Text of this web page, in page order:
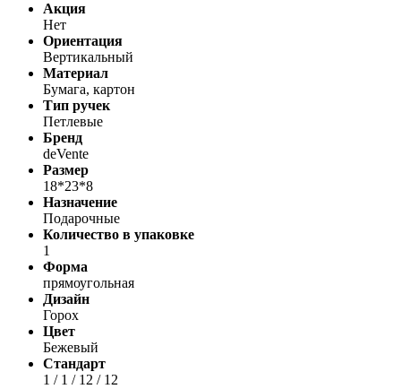
Акция
Нет
Ориентация
Вертикальный
Материал
Бумага, картон
Тип ручек
Петлевые
Бренд
deVente
Размер
18*23*8
Назначение
Подарочные
Количество в упаковке
1
Форма
прямоугольная
Дизайн
Горох
Цвет
Бежевый
Стандарт
1 / 1 / 12 / 12